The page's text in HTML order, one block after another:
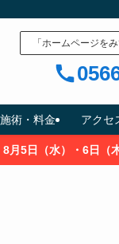
施術・料金 アクセ
「ホームページを
8月5日（水）・6日（